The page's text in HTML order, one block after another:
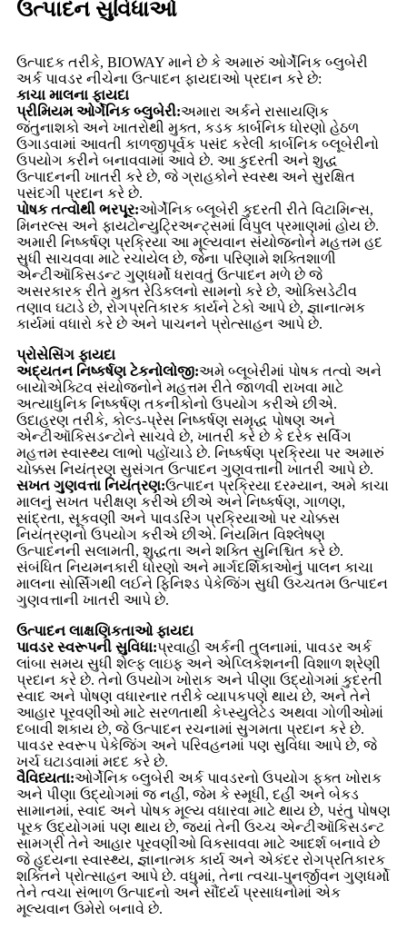
ઉત્પાદન સુવિધાઓ
ઉત્પાદક તરીકે, BIOWAY માને છે કે અમારું ઓર્ગેનિક બ્લુબેરી
અર્ક પાવડર નીચેના ઉત્પાદન ફાયદાઓ પ્રદાન કરે છે:
કાચા માલના ફાયદા
પ્રીમિયમ ઓર્ગેનિક બ્લુબેરી:અમારા અર્કને રાસાયણિક
જંતુનાશકો અને ખાતરોથી મુક્ત, કડક કાર્બનિક ધોરણો હેઠળ
ઉગાડવામાં આવતી કાળજીપૂર્વક પસંદ કરેલી કાર્બનિક બ્લૂબેરીનો
ઉપયોગ કરીને બનાવવામાં આવે છે. આ કુદરતી અને શુદ્ધ
ઉત્પાદનની ખાતરી કરે છે, જે ગ્રાહકોને સ્વસ્થ અને સુરક્ષિત
પસંદગી પ્રદાન કરે છે.
પોષક તત્વોથી ભરપૂર:ઓર્ગેનિક બ્લૂબેરી કુદરતી રીતે વિટામિન્સ,
મિનરલ્સ અને ફાયટોન્યુટ્રિઅન્ટ્સમાં વિપુલ પ્રમાણમાં હોય છે.
અમારી નિષ્કર્ષણ પ્રક્રિયા આ મૂલ્યવાન સંયોજનોને મહત્તમ હદ
સુધી સાચવવા માટે રચાયેલ છે, જેના પરિણામે શક્તિશાળી
એન્ટીઑકિસડન્ટ ગુણધર્મો ધરાવતું ઉત્પાદન મળે છે જે
અસરકારક રીતે મુક્ત રેડિકલનો સામનો કરે છે, ઓક્સિડેટીવ
તણાવ ઘટાડે છે, રોગપ્રતિકારક કાર્યને ટેકો આપે છે, જ્ઞાનાત્મક
કાર્યમાં વધારો કરે છે અને પાચનને પ્રોત્સાહન આપે છે.
પ્રોસેસિંગ ફાયદા
અદ્યતન નિષ્કર્ષણ ટેકનોલોજી:અમે બ્લૂબેરીમાં પોષક તત્વો અને
બાયોએક્ટિવ સંયોજનોને મહત્તમ રીતે જાળવી રાખવા માટે
અત્યાધુનિક નિષ્કર્ષણ તકનીકોનો ઉપયોગ કરીએ છીએ.
ઉદાહરણ તરીકે, કોલ્ડ-પ્રેસ નિષ્કર્ષણ સમૃદ્ધ પોષણ અને
એન્ટીઑકિસડન્ટોને સાચવે છે, ખાતરી કરે છે કે દરેક સર્વિંગ
મહત્તમ સ્વાસ્થ્ય લાભો પહોંચાડે છે. નિષ્કર્ષણ પ્રક્રિયા પર અમારું
ચોક્કસ નિયંત્રણ સુસંગત ઉત્પાદન ગુણવત્તાની ખાતરી આપે છે.
સખત ગુણવત્તા નિયંત્રણ:ઉત્પાદન પ્રક્રિયા દરમ્યાન, અમે કાચા
માલનું સખત પરીક્ષણ કરીએ છીએ અને નિષ્કર્ષણ, ગાળણ,
સાંદ્રતા, સૂકવણી અને પાવડરિંગ પ્રક્રિયાઓ પર ચોક્કસ
નિયંત્રણનો ઉપયોગ કરીએ છીએ. નિયમિત વિશ્લેષણ
ઉત્પાદનની સલામતી, શુદ્ધતા અને શક્તિ સુનિશ્ચિત કરે છે.
સંબંધિત નિયમનકારી ધોરણો અને માર્ગદર્શિકાઓનું પાલન કાચા
માલના સોર્સિંગથી લઈને ફિનિશ્ડ પેકેજિંગ સુધી ઉચ્ચતમ ઉત્પાદન
ગુણવત્તાની ખાતરી આપે છે.
ઉત્પાદન લાક્ષણિકતાઓ ફાયદા
પાવડર સ્વરૂપની સુવિધા:પ્રવાહી અર્કની તુલનામાં, પાવડર અર્ક
લાંબા સમય સુધી શેલ્ફ લાઇફ અને એપ્લિકેશનની વિશાળ શ્રેણી
પ્રદાન કરે છે. તેનો ઉપયોગ ખોરાક અને પીણા ઉદ્યોગમાં કુદરતી
સ્વાદ અને પોષણ વધારનાર તરીકે વ્યાપકપણે થાય છે, અને તેને
આહાર પૂરવણીઓ માટે સરળતાથી કેપ્સ્યુલેટેડ અથવા ગોળીઓમાં
દબાવી શકાય છે, જે ઉત્પાદન રચનામાં સુગમતા પ્રદાન કરે છે.
પાવડર સ્વરૂપ પેકેજિંગ અને પરિવહનમાં પણ સુવિધા આપે છે, જે
ખર્ચ ઘટાડવામાં મદદ કરે છે.
વૈવિધ્યતા:ઓર્ગેનિક બ્લુબેરી અર્ક પાવડરનો ઉપયોગ ફક્ત ખોરાક
અને પીણા ઉદ્યોગમાં જ નહીં, જેમ કે સ્મૂધી, દહીં અને બેકડ
સામાનમાં, સ્વાદ અને પોષક મૂલ્ય વધારવા માટે થાય છે, પરંતુ પોષણ
પૂરક ઉદ્યોગમાં પણ થાય છે, જ્યાં તેની ઉચ્ચ એન્ટીઑકિસડન્ટ
સામગ્રી તેને આહાર પૂરવણીઓ વિકસાવવા માટે આદર્શ બનાવે છે
જે હૃદયના સ્વાસ્થ્ય, જ્ઞાનાત્મક કાર્ય અને એકંદર રોગપ્રતિકારક
શક્તિને પ્રોત્સાહન આપે છે. વધુમાં, તેના ત્વચા-પુનર્જીવન ગુણધર્મો
તેને ત્વચા સંભાળ ઉત્પાદનો અને સૌંદર્ય પ્રસાધનોમાં એક
મૂલ્યવાન ઉમેરો બનાવે છે.